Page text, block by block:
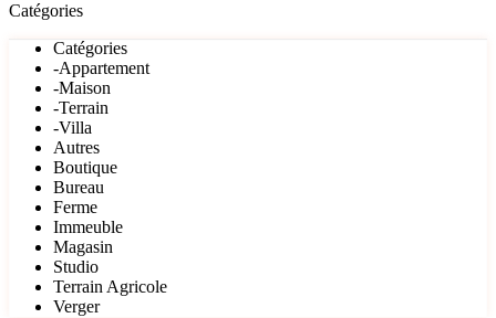
Catégories
Catégories
-Appartement
-Maison
-Terrain
-Villa
Autres
Boutique
Bureau
Ferme
Immeuble
Magasin
Studio
Terrain Agricole
Verger